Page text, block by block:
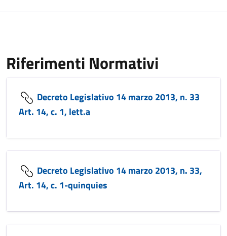
Riferimenti Normativi
Decreto Legislativo 14 marzo 2013, n. 33
Art. 14, c. 1, lett.a
Decreto Legislativo 14 marzo 2013, n. 33,
Art. 14, c. 1-quinquies